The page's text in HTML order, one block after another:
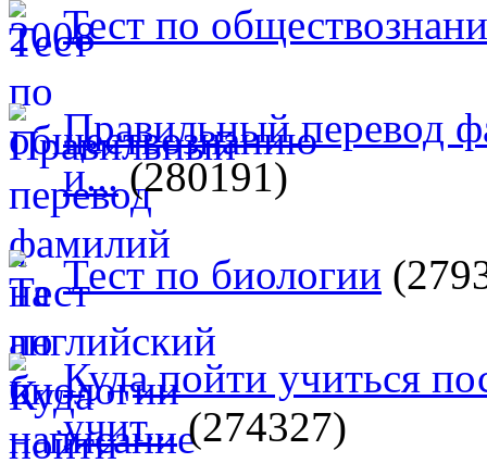
Тест по
Правильный перевод
и...(280191)
Тест по биологии
Куда пойти учиться
учит...(274327)